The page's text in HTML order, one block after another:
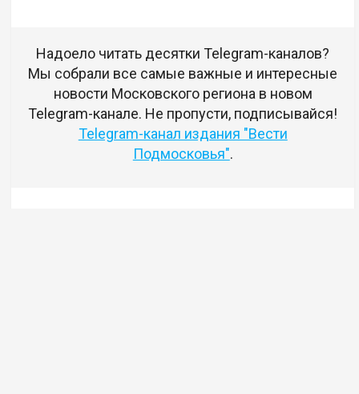
Надоело читать десятки Telegram-каналов?
Мы собрали все самые важные и интересные
новости Московского региона в новом
Telegram-канале. Не пропусти, подписывайся!
Telegram-канал издания "Вести
Подмосковья".